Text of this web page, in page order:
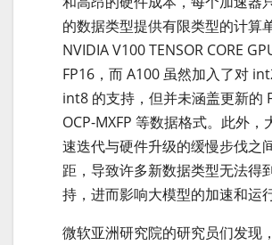
的数据类型提供有限类型的计算
NVIDIA V100 TENSOR CORE
FP16，而 A100 虽然加入了对
int8 的支持，但并未涵盖更新的
OCP-MXFP 等数据格式。此外，
速迭代与硬件升级的缓慢步伐之
距，导致许多新数据类型无法得
持，进而影响大模型的加速和运行
微软亚洲研究院的研究员们发现